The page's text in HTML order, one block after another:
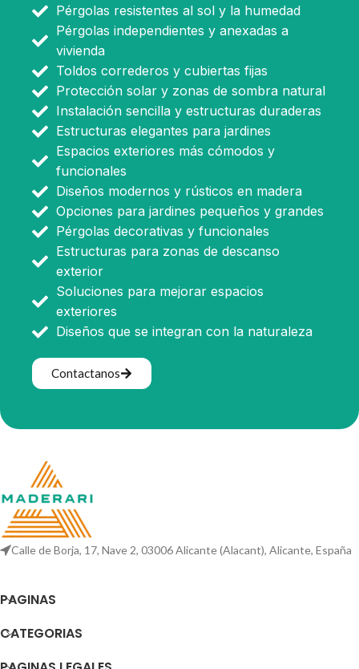
Pérgolas resistentes al sol y la humedad
Pérgolas independientes y anexadas a
vivienda
Toldos correderos y cubiertas fijas
Protección solar y zonas de sombra natural
Instalación sencilla y estructuras duraderas
Estructuras elegantes para jardines
Espacios exteriores más cómodos y
funcionales
Diseños modernos y rústicos en madera
Opciones para jardines pequeños y grandes
Pérgolas decorativas y funcionales
Estructuras para zonas de descanso
exterior
Soluciones para mejorar espacios
exteriores
Diseños que se integran con la naturaleza
Contactanos
Calle de Borja, 17, Nave 2, 03006 Alicante (Alacant), Alicante, España
PAGINAS
CATEGORIAS